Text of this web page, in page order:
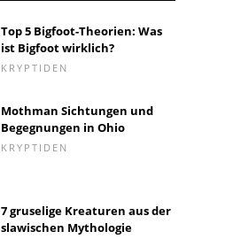
Top 5 Bigfoot-Theorien: Was
ist Bigfoot wirklich?
KRYPTIDEN
Mothman Sichtungen und
Begegnungen in Ohio
KRYPTIDEN
7 gruselige Kreaturen aus der
slawischen Mythologie